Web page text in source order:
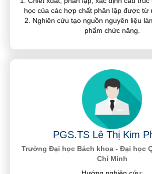
học của các hợp chất phân lập được từ
2. Nghiên cứu tạo nguồn nguyên liệu
phẩm chức năng.
PGS.TS Lê Thị Kim
Trường Đại học Bách khoa - Đại học
Chí Minh